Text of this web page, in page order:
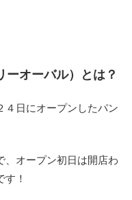
ーオーバル）とは？
４日にオープンしたパン
、オープン初日は開店わ
！